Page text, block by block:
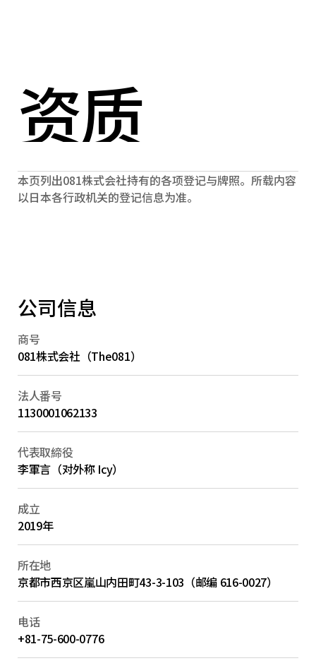
资质
本页列出081株式会社持有的各项登记与牌照。所载内容
以日本各行政机关的登记信息为准。
公司信息
商号
081株式会社（The081）
法人番号
1130001062133
代表取締役
李軍言（对外称 Icy）
成立
2019年
所在地
京都市西京区嵐山内田町43-3-103（邮编 616-0027）
电话
+81-75-600-0776